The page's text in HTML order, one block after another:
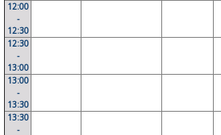
12:00
-
12:30
12:30
-
13:00
13:00
-
13:30
13:30
-